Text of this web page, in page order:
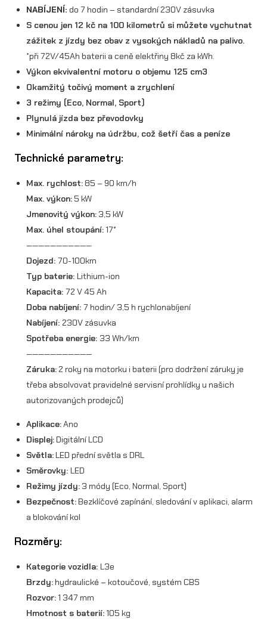
NABÍJENÍ: do 7 hodin – standardní 230V zásuvka
S cenou jen 12 kč na 100 kilometrů si můžete vychutnat
zážitek z jízdy bez obav z vysokých nákladů na palivo.
*při 72V/45Ah baterii a ceně elektřiny 8kč za kWh.
Výkon ekvivalentní motoru o objemu 125 cm3
Okamžitý točivý moment a zrychlení
3 režimy (Eco, Normal, Sport)
Plynulá jízda bez převodovky
Minimální nároky na údržbu, což šetří čas a peníze
Technické parametry:
Max. rychlost:85 – 90 km/h
Max. výkon:5 kW
Jmenovitý výkon: 3,5 kW
Max. úhel stoupání: 17°
———————————
Dojezd: 70-100km
Typ baterie: Lithium-ion
Kapacita: 72 V 45 Ah
Doba nabíjení: 7 hodin/ 3,5 h rychlonabíjení
Nabíjení: 230V zásuvka
Spotřeba energie: 33 Wh/km
———————————
Záruka:2 roky na motorku i baterii (pro dodržení záruky je
třeba absolvovat pravidelné servisní prohlídky u našich
autorizovaných prodejců)
Aplikace:Ano
Displej:Digitální LCD
Světla:LED přední světla s DRL
Směrovky: LED
Režimy jízdy: 3 módy (Eco, Normal, Sport)
Bezpečnost:Bezklíčové zapínání, sledování v aplikaci, alarm
a blokování kol
Rozměry:
Kategorie vozidla: L3e
Brzdy:hydraulické – kotoučové, systém CBS
Rozvor: 1 347 mm
Hmotnost s baterií: 105 kg